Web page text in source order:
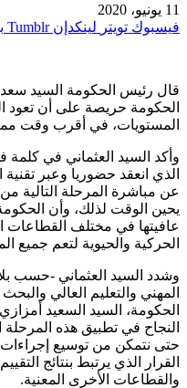
11 يونيو، 2020
فيسبوك تويتر لينكدإن
قال رئيس الحكومة السيد سعد
الحكومة حريصة على أن تعود
المستويات، في أقرب وقت
وأكد السيد العثماني في
الذي انعقد حضوريا وعبر تقنية
عن مباشرة المرحلة التالية
يحين الوقت لذلك، وأن
عافيتها في مختلف القطاعات
الحركية والحيوية لتعم
وشدد السيد العثماني -حسب
المهني والتعليم العالي
الحكومة، السيد السعيد
النجاح في تطبيق هذه
حتى نتمكن من توسيع إجراءات
القرار الذي يرتبط بنتائج
والقطاعات الأخرى المعنية.